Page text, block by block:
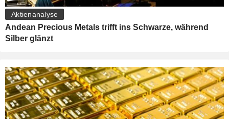
Aktienanalyse
Andean Precious Metals trifft ins Schwarze, während
Silber glänzt